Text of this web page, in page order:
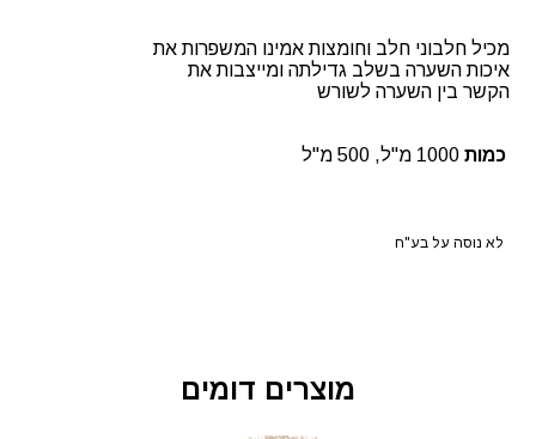
מכיל חלבוני חלב וחומצות אמינו המשפרות את
איכות השערה בשלב גדילתה ומייצבות את
הקשר בין השערה לשורש
כמות 1000 מ"ל, 500 מ"ל
לא נוסה על בע"ח
מוצרים דומים